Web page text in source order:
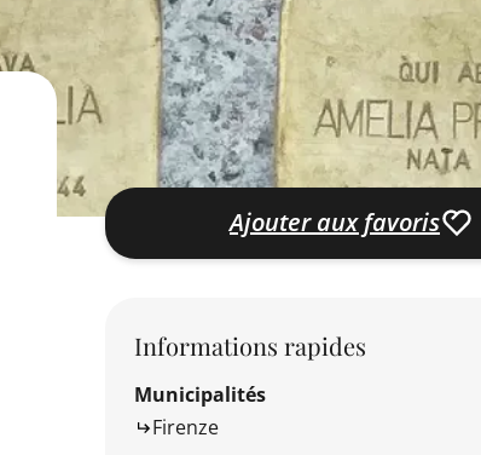
Ajouter aux favoris
Informations rapides
Municipalités
Firenze